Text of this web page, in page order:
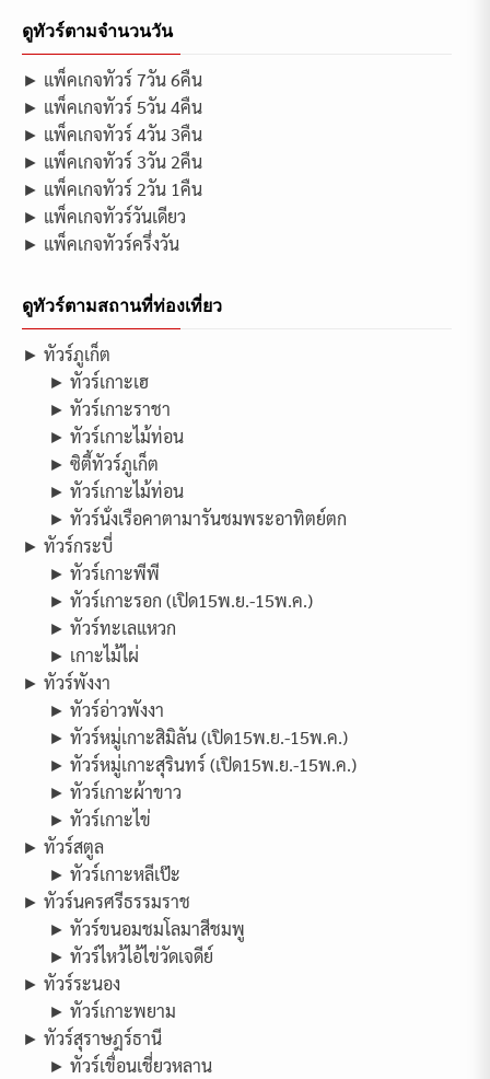
ดูทัวร์ตามจำนวนวัน
► แพ็คเกจทัวร์ 7วัน 6คืน
► แพ็คเกจทัวร์ 5วัน 4คืน
► แพ็คเกจทัวร์ 4วัน 3คืน
► แพ็คเกจทัวร์ 3วัน 2คืน
► แพ็คเกจทัวร์ 2วัน 1คืน
► แพ็คเกจทัวร์วันเดียว
► แพ็คเกจทัวร์ครึ่งวัน
ดูทัวร์ตามสถานที่ท่องเที่ยว
► ทัวร์ภูเก็ต
► ทัวร์เกาะเฮ
► ทัวร์เกาะราชา
► ทัวร์เกาะไม้ท่อน
► ซิตี้ทัวร์ภูเก็ต
► ทัวร์เกาะไม้ท่อน
► ทัวร์นั่งเรือคาตามารันชมพระอาทิตย์ตก
► ทัวร์กระบี่
► ทัวร์เกาะพีพี
► ทัวร์เกาะรอก (เปิด15พ.ย.-15พ.ค.)
► ทัวร์ทะเลแหวก
► เกาะไม้ไผ่
► ทัวร์พังงา
► ทัวร์อ่าวพังงา
► ทัวร์หมู่เกาะสิมิลัน (เปิด15พ.ย.-15พ.ค.)
► ทัวร์หมู่เกาะสุรินทร์ (เปิด15พ.ย.-15พ.ค.)
► ทัวร์เกาะผ้าขาว
► ทัวร์เกาะไข่
► ทัวร์สตูล
► ทัวร์เกาะหลีเป๊ะ
► ทัวร์นครศรีธรรมราช
► ทัวร์ขนอมชมโลมาสีชมพู
► ทัวร์ไหว้ไอ้ไข่วัดเจดีย์
► ทัวร์ระนอง
► ทัวร์เกาะพยาม
► ทัวร์สุราษฎร์ธานี
► ทัวร์เขื่อนเชี่ยวหลาน